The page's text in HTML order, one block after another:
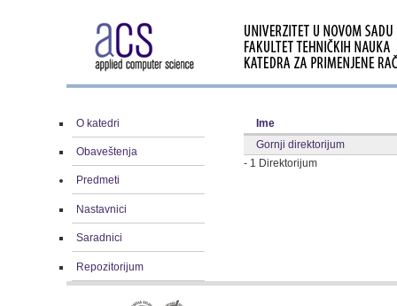
O katedri
Obaveštenja
Predmeti
Nastavnici
Saradnici
Repozitorijum
Ime
Gornji direktorijum
- 1 Direktorijum